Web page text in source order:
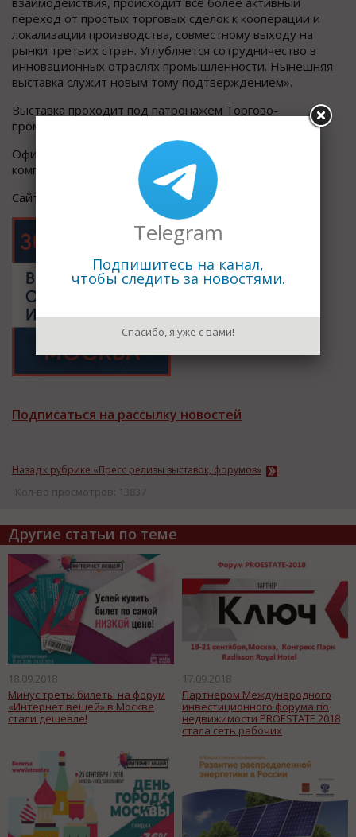
переход от простых торговых сделок к кооперации и
локализации производства, совместному выходу на
рынки третьих стран. Углубляется сотрудничество в
инновационных отраслях промышленности. Нынешняя
выставка служит новым тому подтверждением».
Выставка проходит под патронажем Торгово-
промышленной палаты Российской Федерации.
Официальный оператор выставки - выставочная
компания Мессе Франкфурт РУС.
Сайт выставки:
http://chinamachineryfair.ru
Подписаться на рассылку новостей
Назад к рубрике «Пресс релизы выставок, форумов»
Кол-во просмотров: 13837
Другие статьи по теме
18.09.2018
Минус треть: билеты на форум
«Интернет вещей» в Москве
стали дешевле!
17.09.2018
Партнером Международного
инвестиционного форума по
недвижимости PROESTATE 2018
стала сеть рабочих
Telegram
Подпишитесь на канал,
чтобы следить за новостями.
Спасибо, я уже с вами!